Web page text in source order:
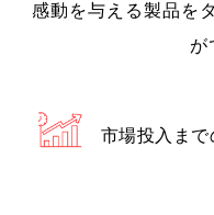
感動を与える製品を
が
市場投入ま